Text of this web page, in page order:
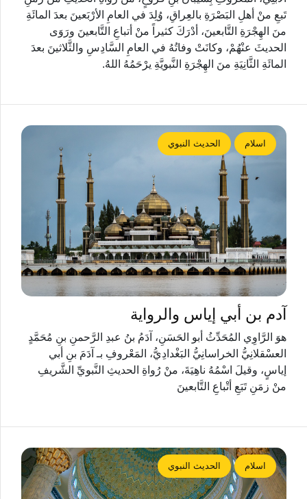
تَبعِ منْ أهلِ البَصْرَةِ بالعِراقِ، وُلِدَ في العامِ الأرْبَعينَ بعدَ المائَةِ
منَ الهِجْرَةِ التَّابعينَ، أدْرَكَ كثيراً منْ أتباعِ التَّابعينَ ورَوَى
الحديثَ عنْهُمْ، وكانَتْ وفاتُهُ في العامِ السَّادِسِ والثَّلاثينَ بعدَ
المائَةِ الثَّانِيَةِ منَ الهِجْرَةِ النَّبويَّةِ يرْحَمُهُ اللهُ.
اسلام الحديث النبوي
آدم بن أبي إياس والرواية
هوَ الرَّاوِي المُحَدِّثُ أبو الحَسَنِ، آدَمُ بنُ عبدِ الرَّحمنِ بنِ مُحَمَّدٍ
العسْقلانِيُّ الخراسانِيُّ البَغْدادِيُّ، المَعْروفِ بـ آدَمَ بنِ أبي
إياسٍ، وقيلَ اسْمُهُ ناهِيَةَ، منْ رُواةِ الحديثِ النَّبويِّ الشَّريفِ
منْ زمَنِ تَبَعِ أتْباعِ التَّابعينَ
اسلام الحديث النبوي